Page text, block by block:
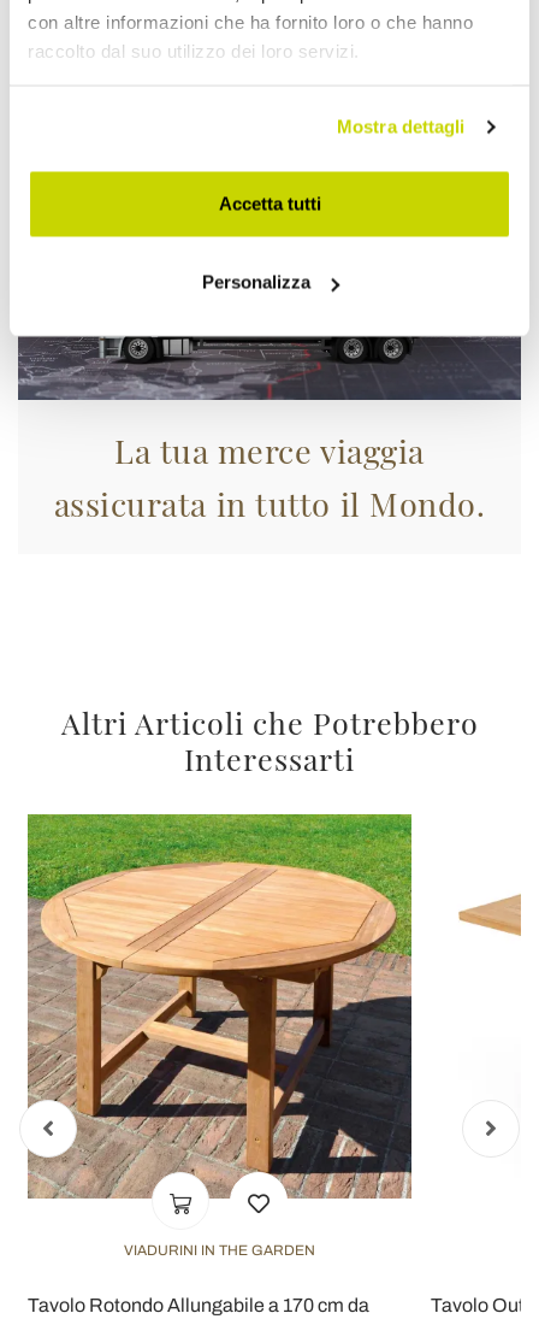
con altre informazioni che ha fornito loro o che hanno
raccolto dal suo utilizzo dei loro servizi.
Mostra dettagli
Accetta tutti
Personalizza
Approfittane subito!
La tua merce viaggia
assicurata in tutto il Mondo.
Altri Articoli che Potrebbero
Interessarti
VIADURINI IN THE GARDEN
Tavolo Rotondo Allungabile a 170 cm da
Tavolo